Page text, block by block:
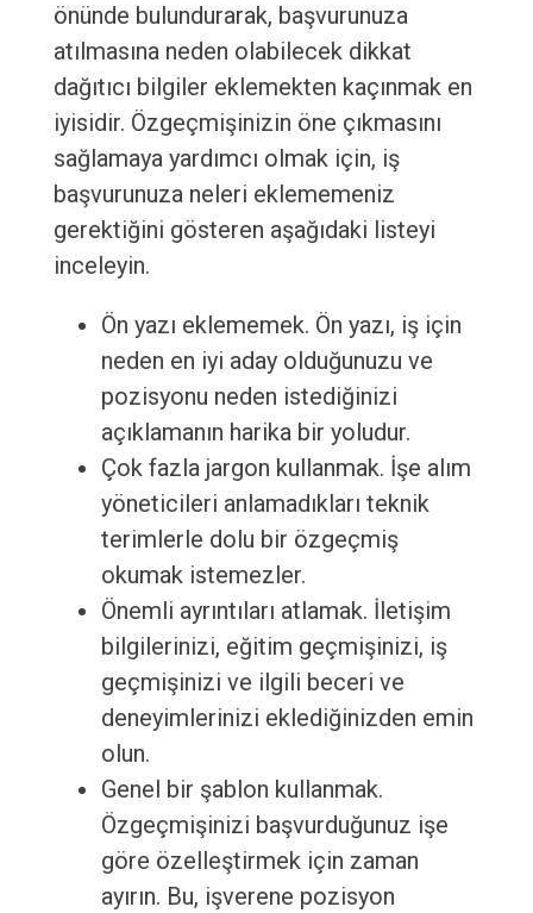
önünde bulundurarak, başvurunuza
atılmasına neden olabilecek dikkat
dağıtıcı bilgiler eklemekten kaçınmak en
iyisidir. Özgeçmişinizin öne çıkmasını
sağlamaya yardımcı olmak için, iş
başvurunuza neleri eklememeniz
gerektiğini gösteren aşağıdaki listeyi
inceleyin.
Ön yazı eklememek. Ön yazı, iş için
neden en iyi aday olduğunuzu ve
pozisyonu neden istediğinizi
açıklamanın harika bir yoludur.
Çok fazla jargon kullanmak. İşe alım
yöneticileri anlamadıkları teknik
terimlerle dolu bir özgeçmiş
okumak istemezler.
Önemli ayrıntıları atlamak. İletişim
bilgilerinizi, eğitim geçmişinizi, iş
geçmişinizi ve ilgili beceri ve
deneyimlerinizi eklediğinizden emin
olun.
Genel bir şablon kullanmak.
Özgeçmişinizi başvurduğunuz işe
göre özelleştirmek için zaman
ayırın. Bu, işverene pozisyon